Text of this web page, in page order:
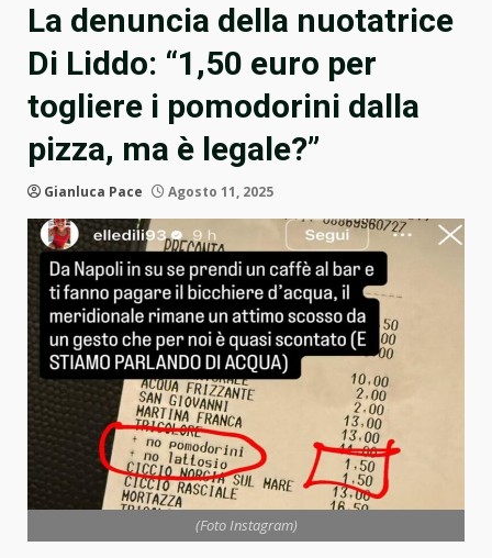
La denuncia della nuotatrice
Di Liddo: “1,50 euro per
togliere i pomodorini dalla
pizza, ma è legale?”
Gianluca Pace Agosto 11, 2025
(Foto Instagram)